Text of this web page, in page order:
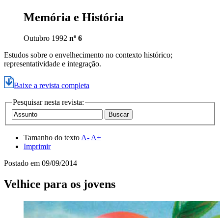
Memória e História
Outubro 1992 nº 6
Estudos sobre o envelhecimento no contexto histórico;
representatividade e integração.
Baixe a revista completa
Pesquisar nesta revista:
Tamanho do texto A- A+
Imprimir
Postado em 09/09/2014
Velhice para os jovens